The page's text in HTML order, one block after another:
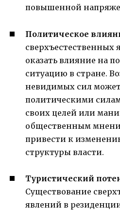
повышенной
Политическое
сверхъестественных
оказать влияние на
ситуацию в стране.
невидимых сил
политическими
своих целей или
общественным
привести к
структуры власти.
Туристический
Существование
явлений в